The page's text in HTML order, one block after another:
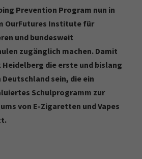
Prevention Program nun in
OurFutures Institute für
und bundesweit
zugänglich machen. Damit
die erste und bislang
sein, die ein
Schulprogramm zur
von E-Zigaretten und Vapes